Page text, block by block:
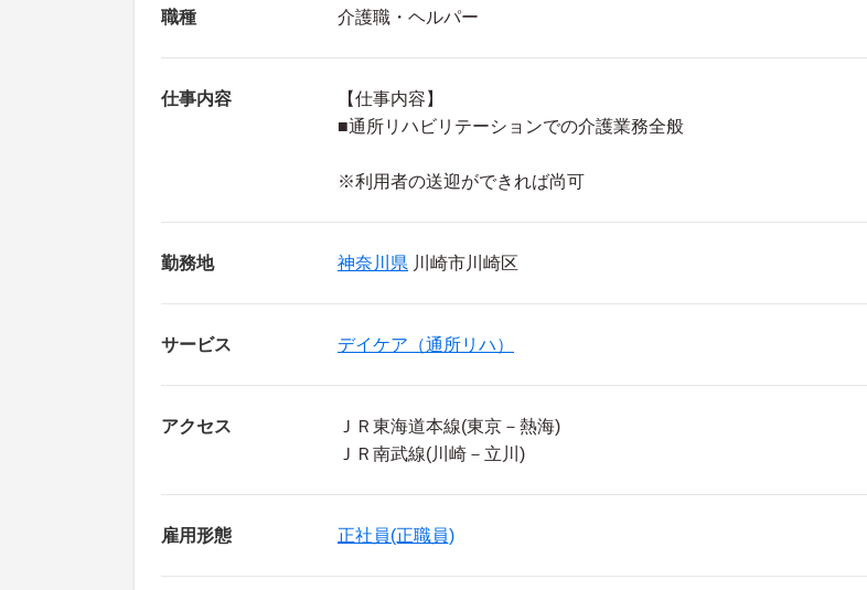
職種 介護職・ヘルパー
仕事内容
【仕事内容】
■通所リハビリテーションでの介護業務全般
※利用者の送迎ができれば尚可
勤務地 神奈川県 川崎市川崎区
サービス デイケア（通所リハ）
アクセス
ＪＲ東海道本線(東京－熱海)
ＪＲ南武線(川崎－立川)
雇用形態 正社員(正職員)